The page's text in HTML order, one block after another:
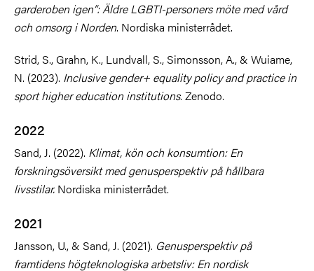
garderoben igen”: Äldre LGBTI-personers möte med vård
och omsorg i Norden. Nordiska ministerrådet.
Strid, S., Grahn, K., Lundvall, S., Simonsson, A., & Wuiame,
N. (2023). Inclusive gender+ equality policy and practice in
sport higher education institutions. Zenodo.
2022
Sand, J. (2022). Klimat, kön och konsumtion: En
forskningsöversikt med genusperspektiv på hållbara
livsstilar. Nordiska ministerrådet.
2021
Jansson, U., & Sand, J. (2021). Genusperspektiv på
framtidens högteknologiska arbetsliv: En nordisk